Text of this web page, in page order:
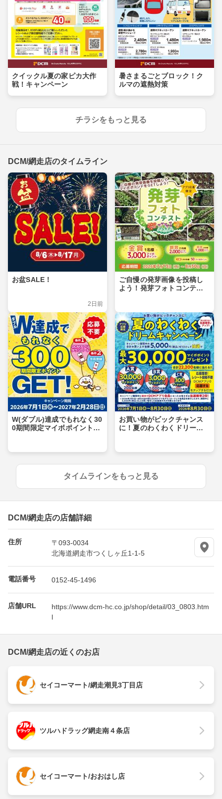
クイックル夏の家ピカ大作
戦！キャンペーン
暑さまるごとブロック！ク
ルマの遮熱対策
チラシをもっと見る
DCM/網走店のタイムライン
お盆SALE！
2日前
ご自慢の発芽画像を投稿し
よう！発芽フォトコンテス
W(ダブル)達成でもれなく30
0期間限定マイボポイントG
お買い物がビックチャンス
に！夏のわくわくドリーム
タイムラインをもっと見る
DCM/網走店の店舗詳細
住所
〒093-0034
北海道網走市つくしヶ丘1-1-5
電話番号 0152-45-1496
店舗URL
https://www.dcm-hc.co.jp/shop/detail/03_0803.htm
l
DCM/網走店の近くのお店
セイコーマート/網走潮見3丁目店
ツルハドラッグ網走南４条店
セイコーマート/おおはし店